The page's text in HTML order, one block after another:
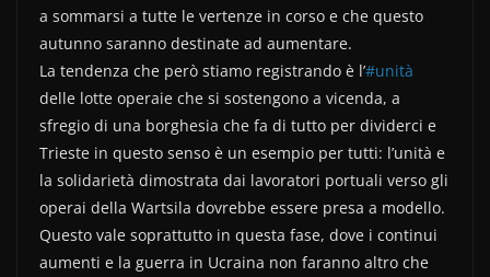
a sommarsi a tutte le vertenze in corso e che questo
autunno saranno destinate ad aumentare.
La tendenza che però stiamo registrando è l’#unità
delle lotte operaie che si sostengono a vicenda, a
sfregio di una borghesia che fa di tutto per dividerci e
Trieste in questo senso è un esempio per tutti: l’unità e
la solidarietà dimostrata dai lavoratori portuali verso gli
operai della Wartsila dovrebbe essere presa a modello.
Questo vale soprattutto in questa fase, dove i continui
aumenti e la guerra in Ucraina non faranno altro che